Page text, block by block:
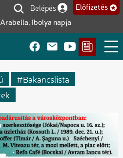
Ibolya napja
Felhasználói fiók
Belépés Előfizetés
Bakancslista